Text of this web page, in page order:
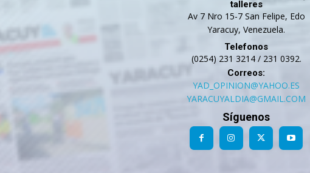
talleres
Av 7 Nro 15-7 San Felipe, Edo
Yaracuy, Venezuela.
Telefonos
(0254) 231 3214 / 231 0392.
Correos:
YAD_OPINION@YAHOO.ES
YARACUYALDIA@GMAIL.COM
Síguenos